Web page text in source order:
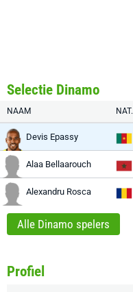
Selectie Dinamo
NAAM NAT.
Devis Epassy
Alaa Bellaarouch
Alexandru Rosca
Alle Dinamo spelers
Profiel